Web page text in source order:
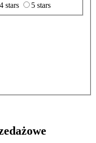
4 stars
5 stars